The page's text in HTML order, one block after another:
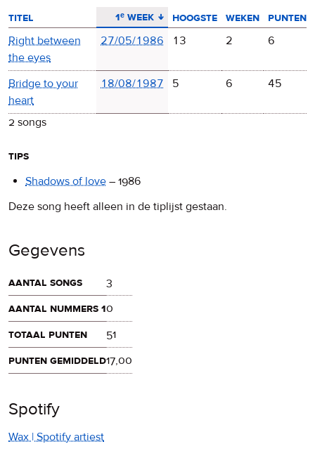
titel 1ᵉ week
aflopend sorteren hoogste weken
punten
Right between
the eyes
27/05/1986 13 2 6
Bridge to your
heart
18/08/1987 5 6 45
2 songs
tips
Shadows of love – 1986
Deze song heeft alleen in de tiplijst gestaan.
Gegevens
aantal songs
3
aantal nummers 10
totaal punten
51
punten gemiddeld17,00
Spotify
Wax | Spotify artiest